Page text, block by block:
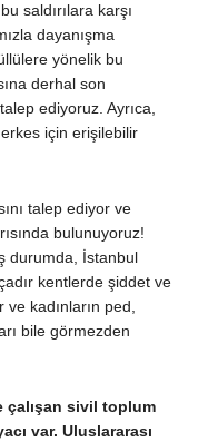
saldırılara karşı
dayanışma
yönelik bu
derhal son
ediyoruz. Ayrıca,
için erişilebilir
talep ediyor ve
bulunuyoruz!
durumda, İstanbul
kentlerde şiddet ve
ve kadınların ped,
bile görmezden
çalışan sivil toplum
var. Uluslararası